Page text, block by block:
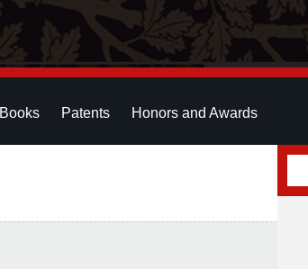
Books Patents Honors and Awards